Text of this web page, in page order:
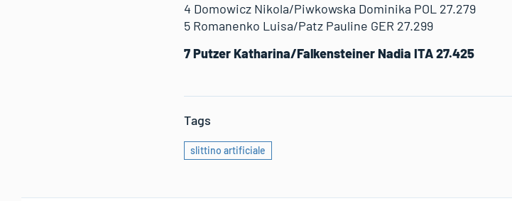
4 Domowicz Nikola/Piwkowska Dominika POL 27.279
5 Romanenko Luisa/Patz Pauline GER 27.299
7 Putzer Katharina/Falkensteiner Nadia ITA 27.425
Tags
slittino artificiale